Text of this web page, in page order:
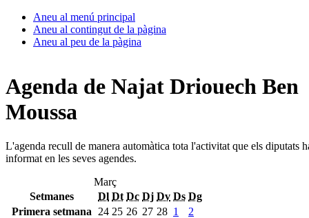
Aneu al menú principal
Aneu al contingut de la pàgina
Aneu al peu de la pàgina
Agenda de Najat Driouech Ben
Moussa
L'agenda recull de manera automàtica tota l'activitat que els diputats
informat en les seves agendes.
Març
Setmanes
Dl Dt Dc Dj Dv Ds Dg
Primera setmana
24 25 26 27 28 1
2